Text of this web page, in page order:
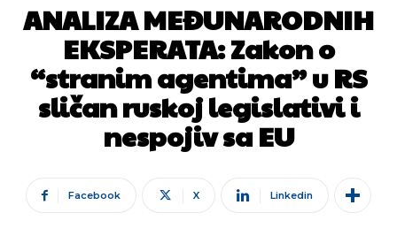
ANALIZA MEĐUNARODNIH
EKSPERATA: Zakon o
“stranim agentima” u RS
sličan ruskoj legislativi i
nespojiv sa EU
Facebook X Linkedin